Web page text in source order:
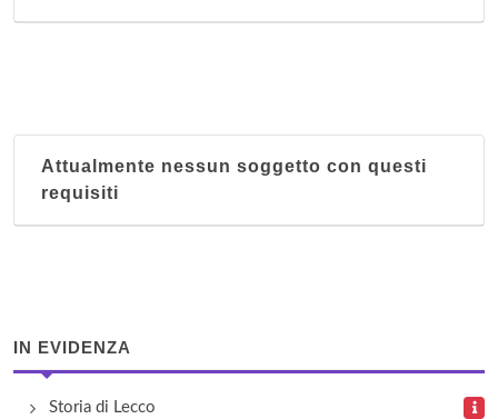
Attualmente nessun soggetto con questi
requisiti
IN EVIDENZA
Storia di Lecco